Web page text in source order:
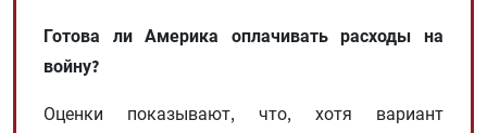
Готова ли Америка оплачивать расходы на
войну?
Оценки показывают, что, хотя вариант